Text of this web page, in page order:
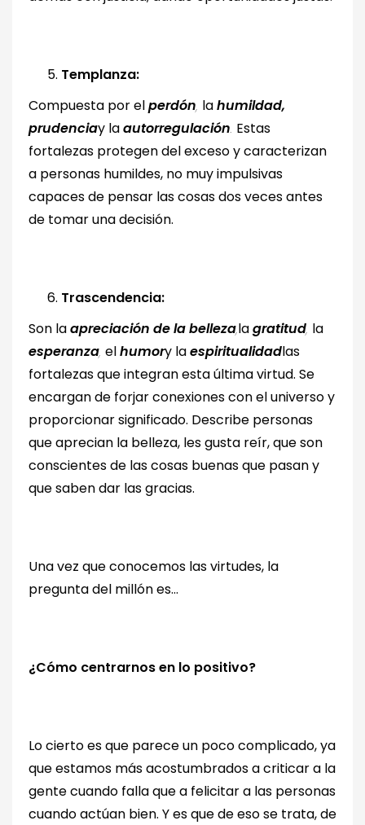
Templanza:
Compuesta por elperdón, lahumildad,
prudenciay laautorregulación. Estas
fortalezas protegen del exceso y caracterizan
a personas humildes, no muy impulsivas
capaces de pensar las cosas dos veces antes
de tomar una decisión.
Trascendencia:
Son laapreciación de la belleza,lagratitud, la
esperanza, elhumory laespiritualidadlas
fortalezas que integran esta última virtud. Se
encargan de forjar conexiones con el universo y
proporcionar significado. Describe personas
que aprecian la belleza, les gusta reír, que son
conscientes de las cosas buenas que pasan y
que saben dar las gracias.
Una vez que conocemos las virtudes, la
pregunta del millón es…
¿Cómo centrarnos en lo positivo?
Lo cierto es que parece un poco complicado, ya
que estamos más acostumbrados a criticar a la
gente cuando falla que a felicitar a las personas
cuando actúan bien. Y es que de eso se trata, de